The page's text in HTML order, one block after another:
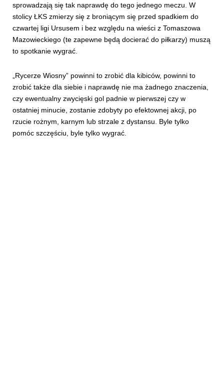
sprowadzają się tak naprawdę do tego jednego meczu. W
stolicy ŁKS zmierzy się z broniącym się przed spadkiem do
czwartej ligi Ursusem i bez względu na wieści z Tomaszowa
Mazowieckiego (te zapewne będą docierać do piłkarzy) muszą
to spotkanie wygrać.
„Rycerze Wiosny” powinni to zrobić dla kibiców, powinni to
zrobić także dla siebie i naprawdę nie ma żadnego znaczenia,
czy ewentualny zwycięski gol padnie w pierwszej czy w
ostatniej minucie, zostanie zdobyty po efektownej akcji, po
rzucie rożnym, karnym lub strzale z dystansu. Byle tylko
pomóc szczęściu, byle tylko wygrać.